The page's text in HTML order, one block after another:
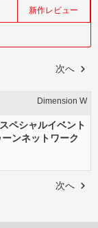
新作レビュー
次へ
Dimension W
ペシャルイベント
ンネットワーク
次へ